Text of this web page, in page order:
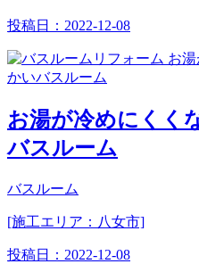
投稿日： 2022-12-08
お湯が冷めにくく
バスルーム
バスルーム
[施工エリア：八女市]
投稿日： 2022-12-08